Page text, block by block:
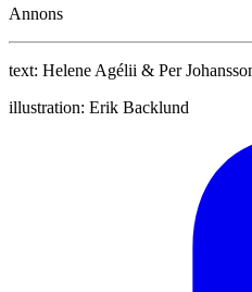
Annons
text: Helene Agélii & Per
illustration: Erik Backlund